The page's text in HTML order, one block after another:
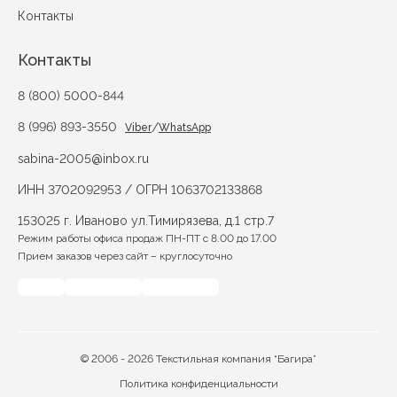
Контакты
Контакты
8 (800) 5000-844
8 (996) 893-3550 Viber/WhatsApp
sabina-2005@inbox.ru
ИНН 3702092953 / ОГРН 1063702133868
153025 г. Иваново ул.Тимирязева, д.1 стр.7
Режим работы офиса продаж ПН-ПТ с 8.00 до 17.00
Прием заказов через сайт – круглосуточно
© 2006 - 2026 Текстильная компания “Багира”
Политика конфиденциальности